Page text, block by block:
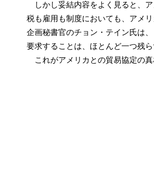
しかし妥結内容をよく見ると、
税も雇用も制度においても、アメ
企画秘書官のチョン・テイン氏は
要求することは、ほとんど一つ残
これがアメリカとの貿易協定の真